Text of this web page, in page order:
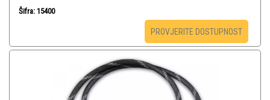
Šifra: 15400
PROVJERITE DOSTUPNOST